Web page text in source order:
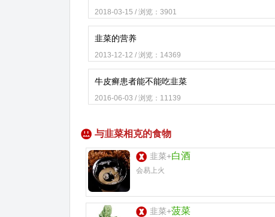
2018-03-15 / 浏览：3901
韭菜的营养
2013-12-12 / 浏览：14369
牛皮癣患者能不能吃韭菜
2016-06-03 / 浏览：11139
与韭菜相克的食物
韭菜+白酒
会易上火
韭菜+菠菜